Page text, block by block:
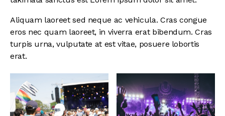
Aliquam laoreet sed neque ac vehicula. Cras congue
eros nec quam laoreet, in viverra erat bibendum. Cras
turpis urna, vulputate at est vitae, posuere lobortis
erat.